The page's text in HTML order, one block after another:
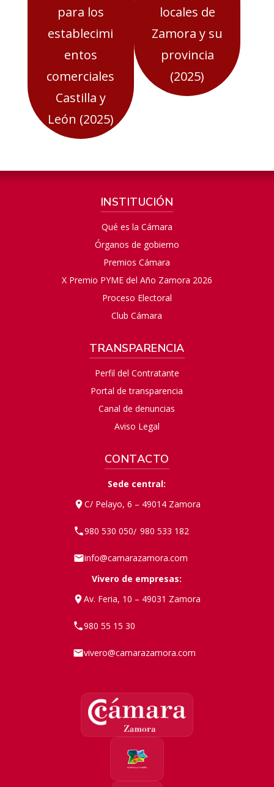
para los
establecimi
entos
comerciales
Castilla y
León (2025)
locales de
Zamora y su
provincia
(2025)
INSTITUCIÓN
Qué es la Cámara
Órganos de gobierno
Premios Cámara
X Premio PYME del Año Zamora 2026
Proceso Electoral
Club Cámara
TRANSPARENCIA
Perfil del Contratante
Portal de transparencia
Canal de denuncias
Aviso Legal
CONTACTO
Sede central:
C/ Pelayo, 6 – 49014 Zamora
980 530 050/ 980 533 182
info@camarazamora.com
Vivero de empresas:
Av. Feria, 10 – 49031 Zamora
980 55 15 30
vivero@camarazamora.com